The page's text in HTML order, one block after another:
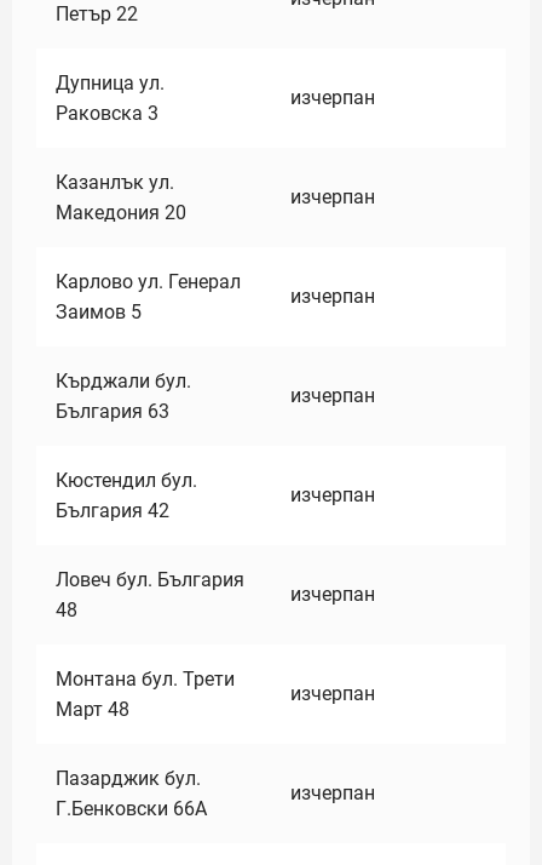
Петър 22
Дупница ул.
Раковска 3
изчерпан
Казанлък ул.
Македония 20
изчерпан
Карлово ул. Генерал
Заимов 5
изчерпан
Кърджали бул.
България 63
изчерпан
Кюстендил бул.
България 42
изчерпан
Ловеч бул. България
48
изчерпан
Монтана бул. Трети
Март 48
изчерпан
Пазарджик бул.
Г.Бенковски 66А
изчерпан